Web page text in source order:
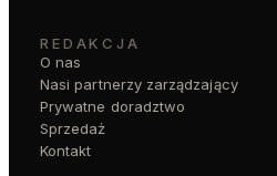
REDAKCJA
O nas
Nasi partnerzy zarządzający
Prywatne doradztwo
Sprzedaż
Kontakt